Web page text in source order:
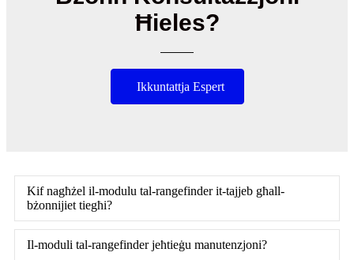
Ħieles?
Ikkuntattja Espert
Kif nagħżel il-modulu tal-rangefinder it-tajjeb għall-
bżonnijiet tiegħi?
Il-moduli tal-rangefinder jeħtieġu manutenzjoni?